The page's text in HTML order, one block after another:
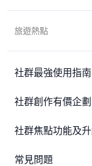
旅遊熱點
社群最強使用指南
社群創作有價企劃
社群焦點功能及
常見問題